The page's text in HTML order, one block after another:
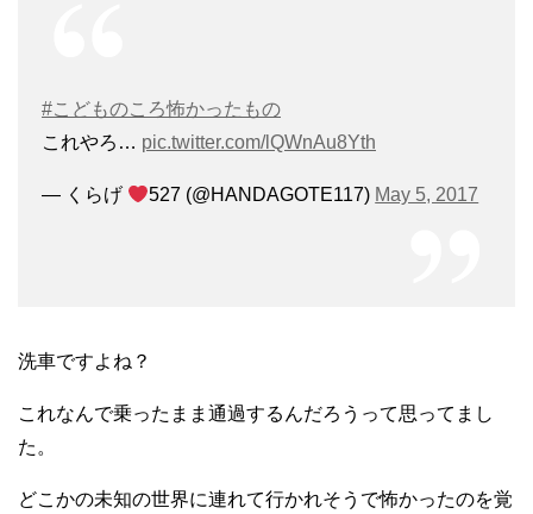
#こどものころ怖かったもの
これやろ… pic.twitter.com/lQWnAu8Yth
— くらげ 527 (@HANDAGOTE117) May 5, 2017
洗車ですよね？
これなんで乗ったまま通過するんだろうって思ってまし
た。
どこかの未知の世界に連れて行かれそうで怖かったのを覚